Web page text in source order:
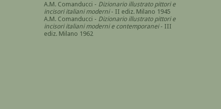
A.M. Comanducci - Dizionario illustrato pittori e
incisori italiani moderni- II ediz. Milano 1945
A.M. Comanducci - Dizionario illustrato pittori e
incisori italiani moderni e contemporanei- III
ediz. Milano 1962